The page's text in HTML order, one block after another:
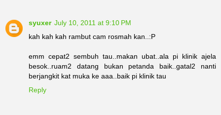
syuxer July 10, 2011 at 9:10 PM
kah kah kah rambut cam rosmah kan..:P
emm cepat2 sembuh tau..makan ubat..ala pi klinik ajela
besok..ruam2 datang bukan petanda baik..gatal2 nanti
berjangkit kat muka ke aaa..baik pi klinik tau
Reply